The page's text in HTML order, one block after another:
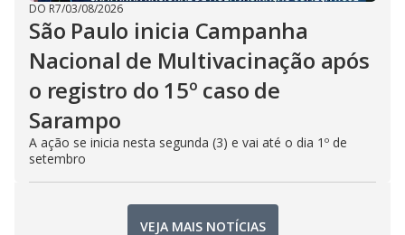
DO R7/03/08/2026
São Paulo inicia Campanha
Nacional de Multivacinação após
o registro do 15º caso de
Sarampo
A ação se inicia nesta segunda (3) e vai até o dia 1º de
setembro
VEJA MAIS NOTÍCIAS